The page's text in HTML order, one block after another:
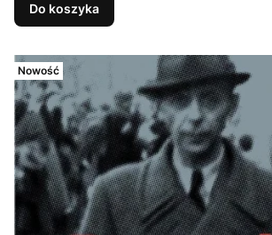
Do koszyka
Nowość